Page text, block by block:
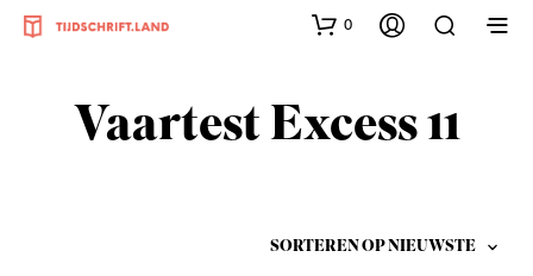
0
Vaartest Excess 11